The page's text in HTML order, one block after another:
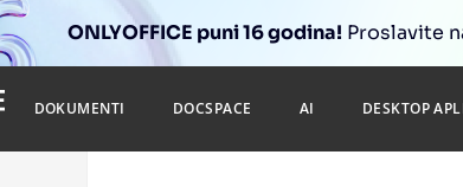
ONLYOFFICE puni 16 godina! Proslavite
DOKUMENTI DOCSPACE AI DESKTOP